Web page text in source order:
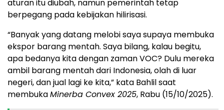
aturan itu diubah, namun pemerintah tetap
berpegang pada kebijakan hilirisasi.
“Banyak yang datang melobi saya supaya membuka
ekspor barang mentah. Saya bilang, kalau begitu,
apa bedanya kita dengan zaman VOC? Dulu mereka
ambil barang mentah dari Indonesia, olah di luar
negeri, dan jual lagi ke kita,” kata Bahlil saat
membukaMinerba Convex 2025, Rabu (15/10/2025).